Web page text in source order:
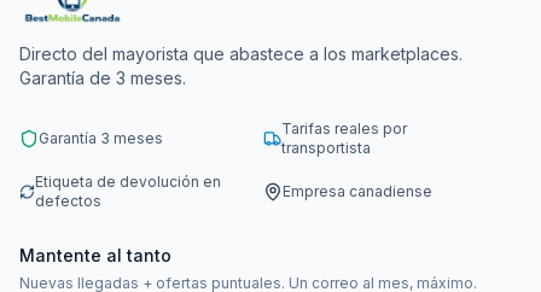
Directo del mayorista que abastece a los marketplaces.
Garantía de 3 meses.
Garantía 3 meses
Tarifas reales por
transportista
Etiqueta de devolución en
defectos
Empresa canadiense
Mantente al tanto
Nuevas llegadas + ofertas puntuales. Un correo al mes, máximo.